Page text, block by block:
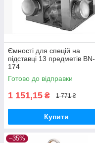
Ємності для спецій на
підставці 13 предметів BN-
174
Готово до відправки
1 151,15 ₴ 1 771 ₴
Купити
–35%